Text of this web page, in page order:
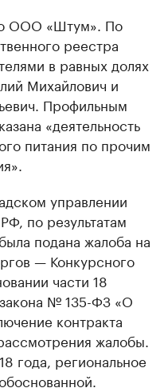
ООО «Штум». По
реестра
в равных долях
Михайлович и
Профильным
«деятельность
питания по прочим
управлении
по результатам
подана жалоба на
— Конкурсного
части 18
закона № 135-ФЗ «О
контракта
жалобы.
года, региональное